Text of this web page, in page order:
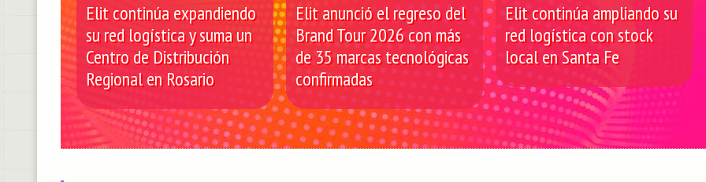
Elit continúa expandiendo
su red logística y suma un
Centro de Distribución
Regional en Rosario
Elit anunció el regreso del
Brand Tour 2026 con más
de 35 marcas tecnológicas
confirmadas
Elit continúa ampliando su
red logística con stock
local en Santa Fe